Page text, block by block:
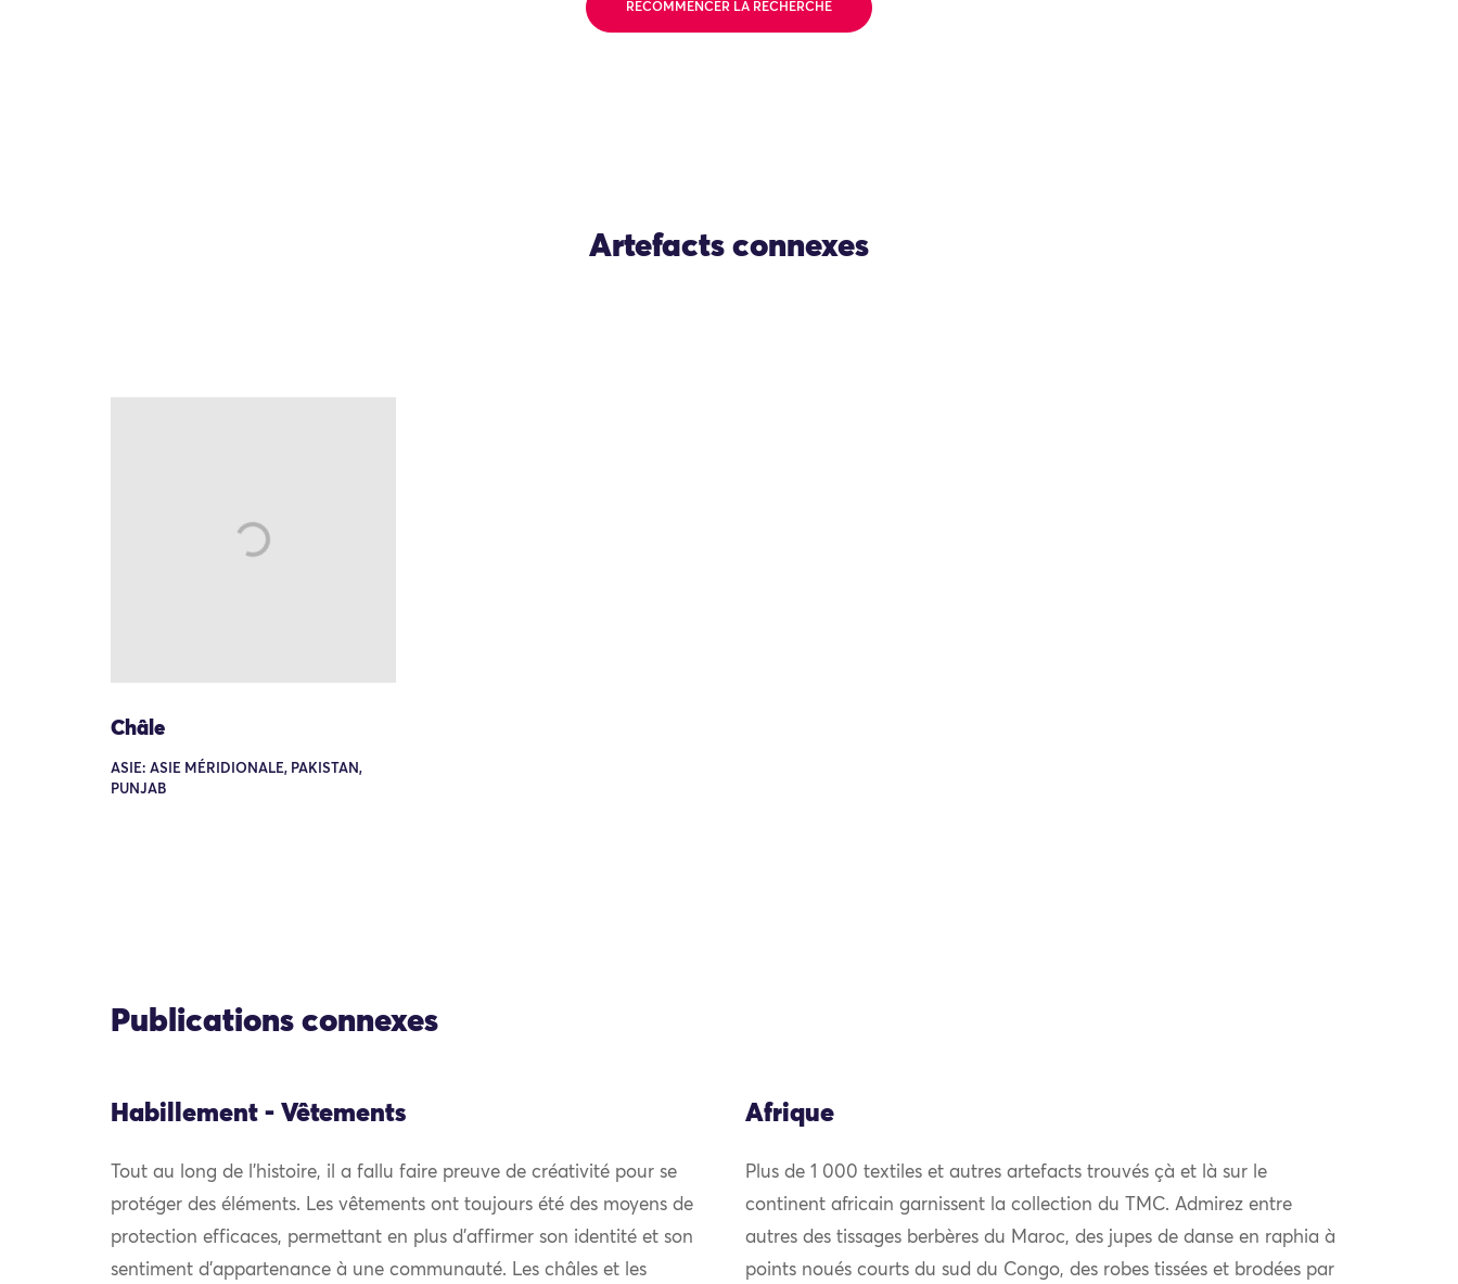
RECOMMENCER LA RECHERCHE
Artefacts connexes
Châle
ASIE: ASIE MÉRIDIONALE, PAKISTAN,
PUNJAB
Publications connexes
Habillement - Vêtements
Tout au long de l’histoire, il a fallu faire preuve de créativité pour se
protéger des éléments. Les vêtements ont toujours été des moyens de
protection efficaces, permettant en plus d’affirmer son identité et son
sentiment d’appartenance à une communauté. Les châles et les
Afrique
Plus de 1 000 textiles et autres artefacts trouvés çà et là sur le
continent africain garnissent la collection du TMC. Admirez entre
autres des tissages berbères du Maroc, des jupes de danse en raphia à
points noués courts du sud du Congo, des robes tissées et brodées par